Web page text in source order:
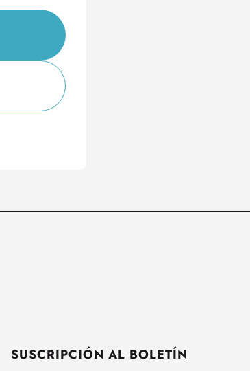
SUSCRIPCIÓN AL BOLETÍN